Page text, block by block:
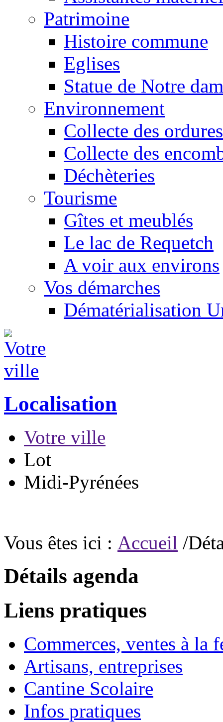
Patrimoine
Histoire commune
Eglises
Statue de Notre
Environnement
Collecte des ordures
Collecte des
Déchèteries
Tourisme
Gîtes et meublés
Le lac de Requetch
A voir aux environs
Vos démarches
Dématérialisation
Localisation
Votre ville
Lot
Midi-Pyrénées
Vous êtes ici : Accueil /
Détails agenda
Liens pratiques
Commerces, ventes à la
Artisans, entreprises
Cantine Scolaire
Infos pratiques